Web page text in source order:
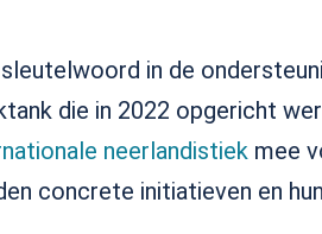
in de
die in 2022 opgericht
neerlandistiekmee
concrete initiatieven en